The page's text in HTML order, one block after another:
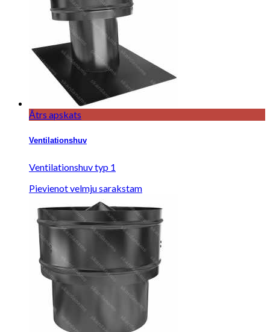
Ātrs apskats
Ventilationshuv
Ventilationshuv typ 1
Pievienot velmju sarakstam